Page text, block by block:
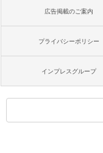
広告掲載のご案内
プライバシーポリシー
インプレスグループ